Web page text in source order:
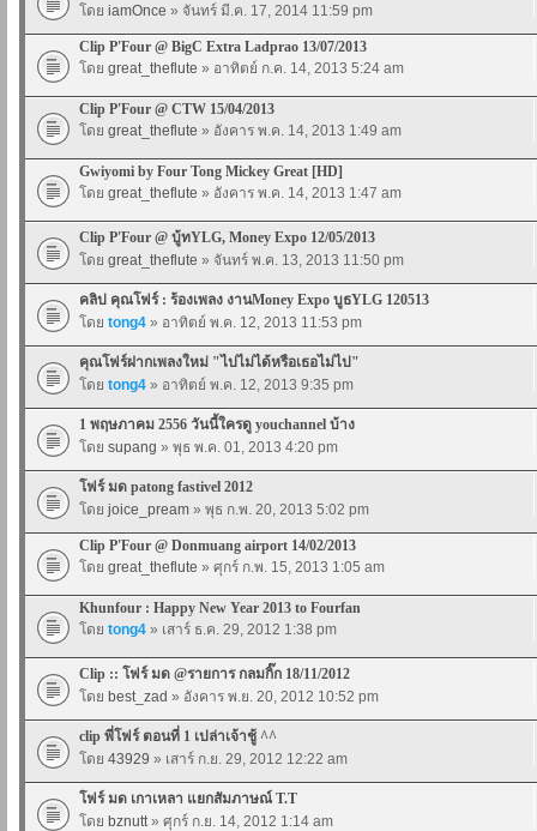
โดย iamOnce » จันทร์ มี.ค. 17, 2014 11:59 pm
Clip P'Four @ BigC Extra Ladprao 13/07/2013
โดย great_theflute » อาทิตย์ ก.ค. 14, 2013 5:24 am
Clip P'Four @ CTW 15/04/2013
โดย great_theflute » อังคาร พ.ค. 14, 2013 1:49 am
Gwiyomi by Four Tong Mickey Great [HD]
โดย great_theflute » อังคาร พ.ค. 14, 2013 1:47 am
Clip P'Four @ บู้ทYLG, Money Expo 12/05/2013
โดย great_theflute » จันทร์ พ.ค. 13, 2013 11:50 pm
คลิป คุณโฟร์ : ร้องเพลง งานMoney Expo บูธYLG 120513
โดย tong4 » อาทิตย์ พ.ค. 12, 2013 11:53 pm
คุณโฟร์ฝากเพลงใหม่ "ไปไม่ได้หรือเธอไม่ไป"
โดย tong4 » อาทิตย์ พ.ค. 12, 2013 9:35 pm
1 พฤษภาคม 2556 วันนี้ใครดู youchannel บ้าง
โดย supang » พุธ พ.ค. 01, 2013 4:20 pm
โฟร์ มด patong fastivel 2012
โดย joice_pream » พุธ ก.พ. 20, 2013 5:02 pm
Clip P'Four @ Donmuang airport 14/02/2013
โดย great_theflute » ศุกร์ ก.พ. 15, 2013 1:05 am
Khunfour : Happy New Year 2013 to Fourfan
โดย tong4 » เสาร์ ธ.ค. 29, 2012 1:38 pm
Clip :: โฟร์ มด @รายการ กลมกิ๊ก 18/11/2012
โดย best_zad » อังคาร พ.ย. 20, 2012 10:52 pm
clip พี่โฟร์ ตอนที่ 1 เปล่าเจ้าชู้ ^^
โดย 43929 » เสาร์ ก.ย. 29, 2012 12:22 am
โฟร์ มด เกาเหลา แยกสัมภาษณ์ T.T
โดย bznutt» ศุกร์ ก.ย. 14, 2012 1:14 am